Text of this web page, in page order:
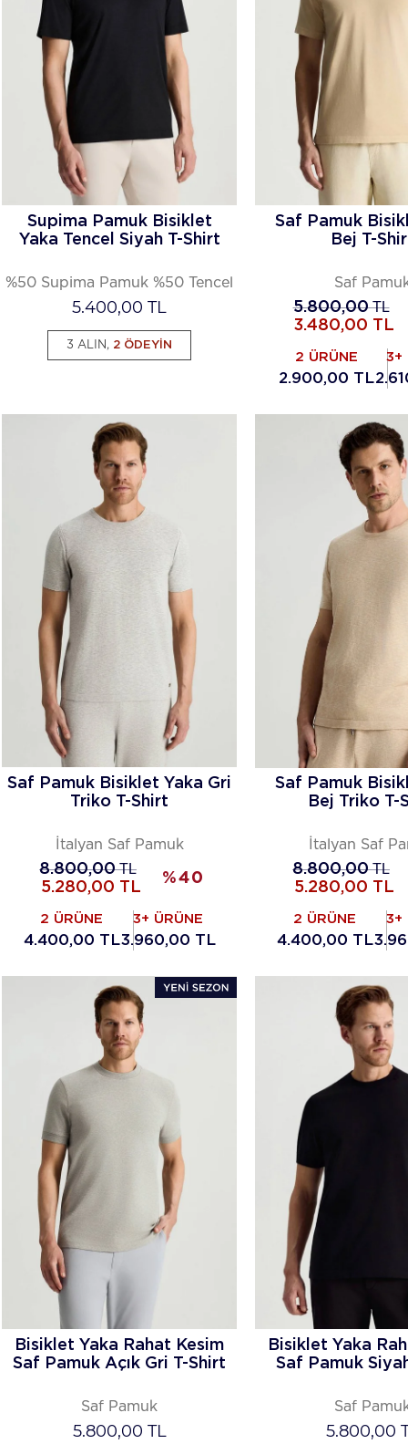
Supima Pamuk Bisiklet
Yaka Tencel Siyah T-Shirt
%50 Supima Pamuk %50 Tencel
5.400,00 TL
3 ALIN, 2 ÖDEYİN
Saf Pamuk
Bej T-
Saf
5.800,00TL
3.480,00 TL
2 ÜRÜNE
2.900,00 TL
3+
Saf Pamuk Bisiklet Yaka Gri
Triko T-Shirt
İtalyan Saf Pamuk
8.800,00TL
5.280,00 TL
%40
2 ÜRÜNE
4.400,00 TL
3+ ÜRÜNE
3.960,00 TL
Saf Pamuk
Bej Triko T-
İtalyan Saf
8.800,00TL
5.280,00 TL
2 ÜRÜNE
4.400,00 TL
3+
Bisiklet Yaka Rahat Kesim
Saf Pamuk Açık Gri T-Shirt
Saf Pamuk
5.800,00 TL
Bisiklet Yaka
Saf Pamuk
Saf
5.800,00